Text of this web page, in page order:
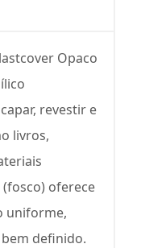
Opaco
revestir e
livros,
(fosco) oferece
uniforme,
definido.